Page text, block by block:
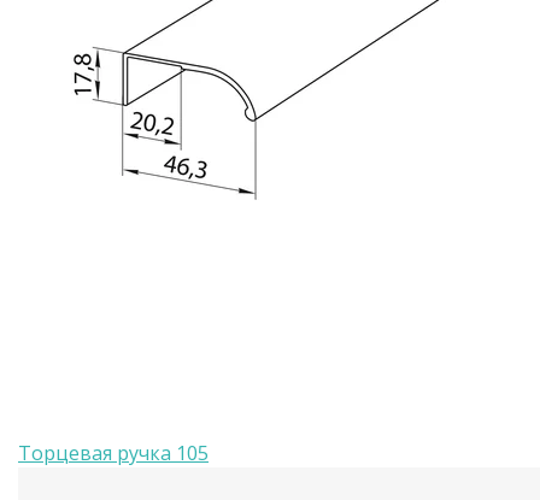
Торцевая ручка 105